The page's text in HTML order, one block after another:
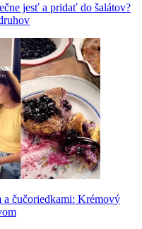
jesť a pridať do šalátov?
a čučoriedkami: Krémový